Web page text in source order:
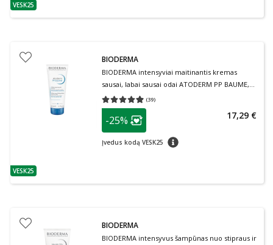
patarimas
VESK25
patarimas
VESK25
BIODERMA
BIODERMA intensyviai maitinantis kremas
sausai, labai sausai odai ATODERM PP BAUME,
200 ml
(39)
Vidutinis įvertinimas 4.95
patarimas
Lojalumo klubo narių nuolaida
-25%
Įvedus kodą VESK25 patarimas
17,29 €
BIODERMA
BIODERMA intensyvus šampūnas nuo stipraus ir